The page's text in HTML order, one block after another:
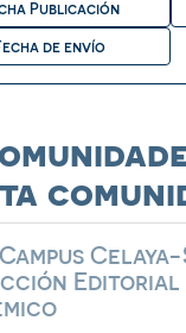
Editorial